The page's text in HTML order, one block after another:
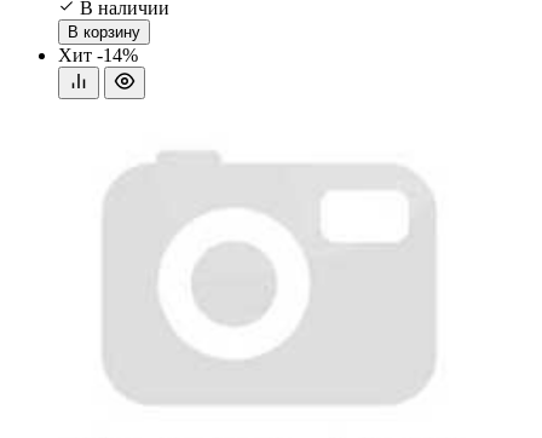
В наличии
В корзину
Хит -14%